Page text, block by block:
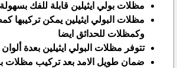
مظلات بولي ايثيلين قابلة للفك بسهولة
مظلات البولي ايثيلين يمكن تركيبها
وكمظلات للحدائق ايضا
تتوفر مظلات البولي ايثيلين بعدة ألوان تصل
ضمان طويل الامد بعد تركيب مظلات